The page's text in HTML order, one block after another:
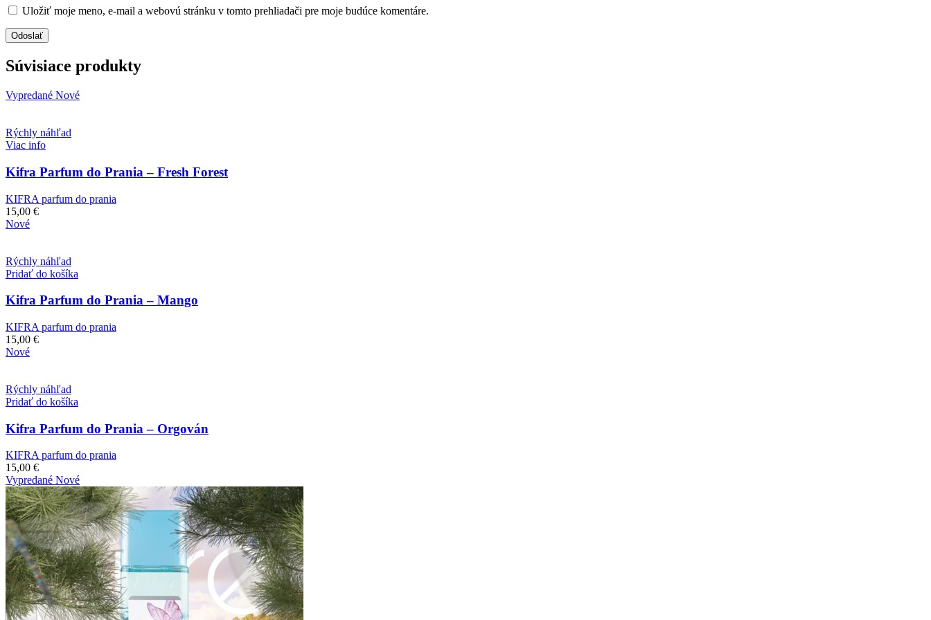
Uložiť moje meno, e-mail a webovú stránku v tomto prehliadači pre moje budúce komentáre.
Súvisiace produkty
Vypredané Nové
Rýchly náhľad
Viac info
Kifra Parfum do Prania – Fresh Forest
KIFRA parfum do prania
15,00 €
Nové
Rýchly náhľad
Pridať do košíka
Kifra Parfum do Prania – Mango
KIFRA parfum do prania
15,00 €
Nové
Rýchly náhľad
Pridať do košíka
Kifra Parfum do Prania – Orgován
KIFRA parfum do prania
15,00 €
Vypredané Nové